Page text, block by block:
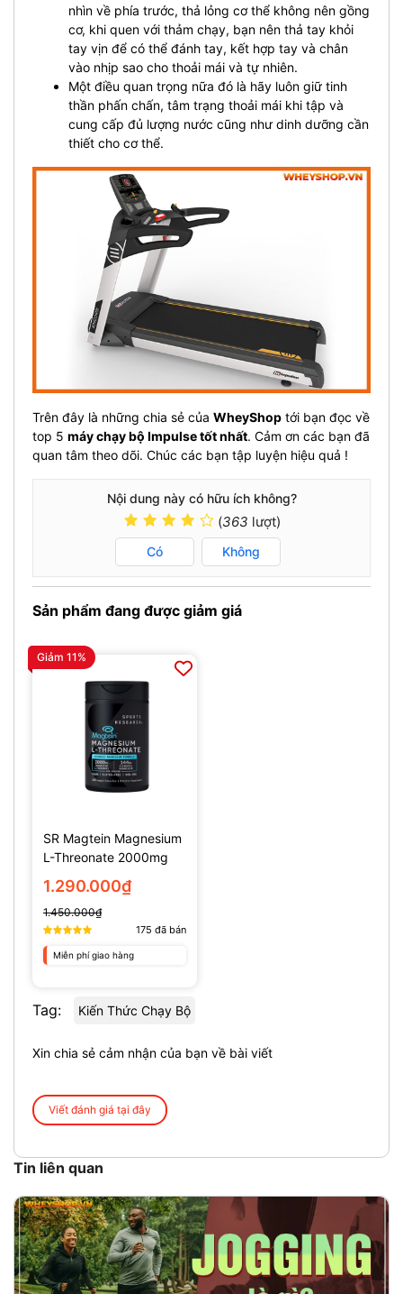
nhìn về phía trước, thả lỏng cơ thể không nên gồng
cơ, khi quen với thảm chạy, bạn nên thả tay khỏi
tay vịn để có thể đánh tay, kết hợp tay và chân
vào nhịp sao cho thoải mái và tự nhiên.
Một điều quan trọng nữa đó là hãy luôn giữ tinh
thần phấn chấn, tâm trạng thoải mái khi tập và
cung cấp đủ lượng nước cũng như dinh dưỡng cần
thiết cho cơ thể.
Trên đây là những chia sẻ của WheyShop tới bạn đọc về
top 5 máy chạy bộ Impulse tốt nhất. Cảm ơn các bạn đã
quan tâm theo dõi. Chúc các bạn tập luyện hiệu quả !
Nội dung này có hữu ích không?
(363 lượt)
Có Không
Sản phẩm đang được giảm giá
Giảm 11%
SR Magtein Magnesium
L-Threonate 2000mg
(135 Viên)
1.290.000₫
1.450.000₫
175 đã bán
Miễn phí giao hàng
Tag: Kiến Thức Chạy Bộ
Xin chia sẻ cảm nhận của bạn về bài viết
Viết đánh giá tại đây
Tin liên quan